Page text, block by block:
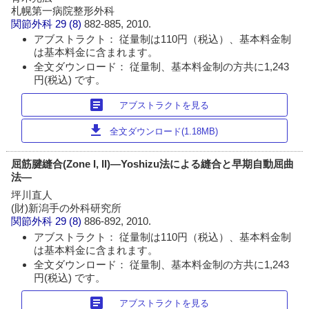
札幌第一病院整形外科
関節外科 29 (8)882-885, 2010.
アブストラクト： 従量制は110円（税込）、基本料金制
は基本料金に含まれます。
全文ダウンロード： 従量制、基本料金制の方共に1,243
円(税込) です。
article アブストラクトを見る
download 全文ダウンロード(1.18MB)
屈筋腱縫合(Zone I, II)―Yoshizu法による縫合と早期自動屈曲
法―
坪川直人
(財)新潟手の外科研究所
関節外科 29 (8)886-892, 2010.
アブストラクト： 従量制は110円（税込）、基本料金制
は基本料金に含まれます。
全文ダウンロード： 従量制、基本料金制の方共に1,243
円(税込) です。
article アブストラクトを見る